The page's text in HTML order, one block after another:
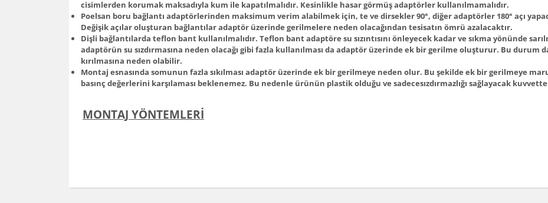
cisimlerden korumak maksadıyla kum ile kapatılmalıdır. Kesinlikle hasar görmüş adaptörler kullanılmamalıdır.
Poelsan boru bağlantı adaptörlerinden maksimum verim alabilmek için, te ve dirsekler 90°, diğer adaptörler 180° açı
Değişik açılar oluşturan bağlantılar adaptör üzerinde gerilmelere neden olacağından tesisatın ömrü azalacaktır.
Dişli bağlantılarda teflon bant kullanılmalıdır. Teflon bant adaptöre su sızıntısını önleyecek kadar ve sıkma yönünde
adaptörün su sızdırmasına neden olacağı gibi fazla kullanılması da adaptör üzerinde ek bir gerilme oluşturur. Bu durum
kırılmasına neden olabilir.
Montaj esnasında somunun fazla sıkılması adaptör üzerinde ek bir gerilmeye neden olur. Bu şekilde ek bir gerilmeye
basınç değerlerini karşılaması beklenemez. Bu nedenle ürünün plastik olduğu ve sadecesızdırmazlığı sağlayacak
MONTAJ YÖNTEMLERİ